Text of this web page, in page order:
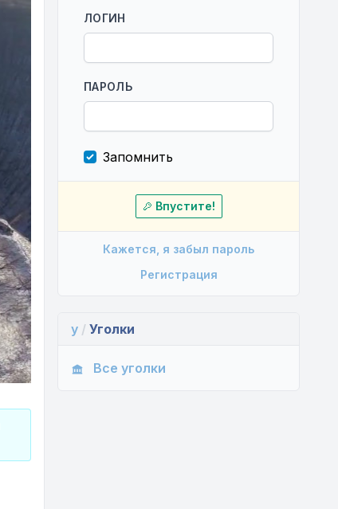
ЛОГИН
ПАРОЛЬ
Запомнить
Впустите!
Кажется, я забыл пароль
Регистрация
y / Уголки
Все уголки